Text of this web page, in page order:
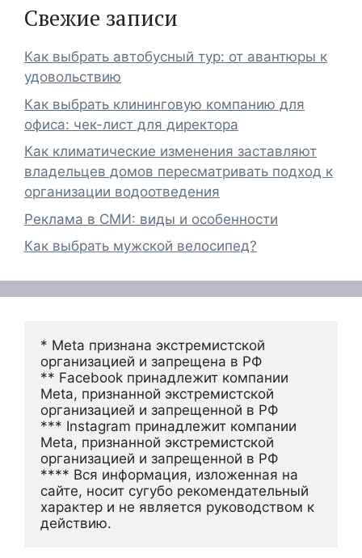
Свежие записи
Как выбрать автобусный тур: от авантюры к
удовольствию
Как выбрать клининговую компанию для
офиса: чек-лист для директора
Как климатические изменения заставляют
владельцев домов пересматривать подход к
организации водоотведения
Реклама в СМИ: виды и особенности
Как выбрать мужской велосипед?
* Meta признана экстремистской
организацией и запрещена в РФ
** Facebook принадлежит компании
Meta, признанной экстремистской
организацией и запрещенной в РФ
*** Instagram принадлежит компании
Meta, признанной экстремистской
организацией и запрещенной в РФ
**** Вся информация, изложенная на
сайте, носит сугубо рекомендательный
характер и не является руководством к
действию.